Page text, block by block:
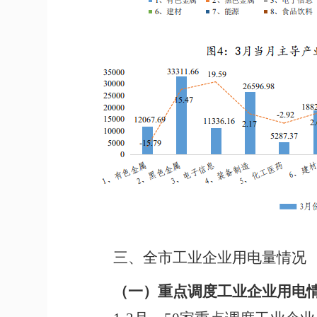
三、全市工业企业用电量情况
（一） 重点调度工业企业用电